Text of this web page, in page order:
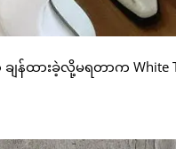
န်ထားခဲ့လို့မရတာက White